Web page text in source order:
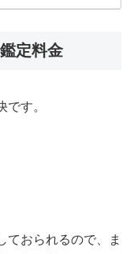
定料金
です。
ておられるので、ま